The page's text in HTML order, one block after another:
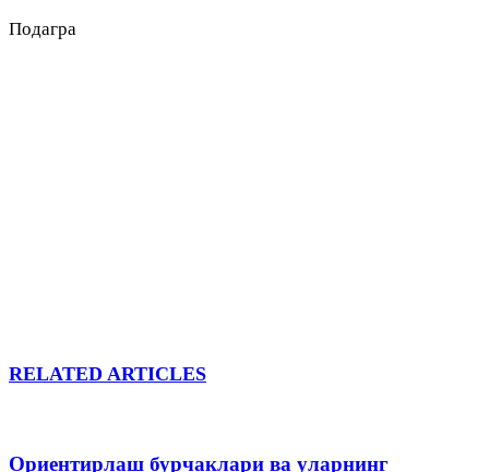
Подагра
RELATED ARTICLES
Ориентирлаш бурчаклари ва уларнинг